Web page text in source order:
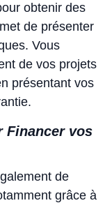
obtenir des
de présenter
Vous
de vos projets
présentant vos
Financer vos
de
grâce à